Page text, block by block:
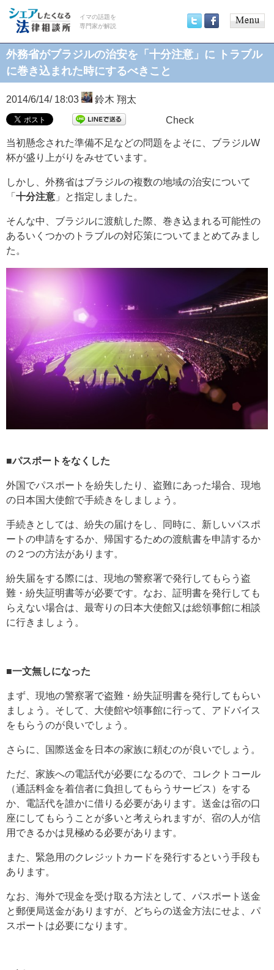
イマの話題を
専門家が解説
menu
外務省がブラジルの治安を「十分注意」に トラブル
に巻き込まれた時にするべきこと
2014/6/14/ 18:03
鈴木 翔太
Check
当初懸念された準備不足などの問題をよそに、ブラジルW
杯が盛り上がりをみせています。
しかし、外務省はブラジルの複数の地域の治安について
「 十分注意 」と指定しました。
そんな中、ブラジルに渡航した際、巻き込まれる可能性の
あるいくつかのトラブルの対応策についてまとめてみまし
た。
■パスポートをなくした
外国でパスポートを紛失したり、盗難にあった場合、現地
の日本国大使館で手続きをしましょう。
手続きとしては、紛失の届けをし、同時に、新しいパスポ
ートの申請をするか、帰国するための渡航書を申請するか
の２つの方法があります。
紛失届をする際には、現地の警察署で発行してもらう盗
難・紛失証明書等が必要です。なお、証明書を発行しても
らえない場合は、最寄りの日本大使館又は総領事館に相談
に行きましょう。
■一文無しになった
まず、現地の警察署で盗難・紛失証明書を発行してもらい
ましょう。そして、大使館や領事館に行って、アドバイス
をもらうのが良いでしょう。
さらに、国際送金を日本の家族に頼むのが良いでしょう。
ただ、家族への電話代が必要になるので、コレクトコール
（通話料金を着信者に負担してもらうサービス）をする
か、電話代を誰かに借りる必要があります。送金は宿の口
座にしてもらうことが多いと考えられますが、宿の人が信
用できるかは見極める必要があります。
また、緊急用のクレジットカードを発行するという手段も
あります。
なお、海外で現金を受け取る方法として、パスポート送金
と郵便局送金がありますが、どちらの送金方法にせよ、パ
スポートは必要になります。